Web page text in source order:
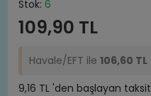
Stok: 6
109,90 TL
Havale/EFT ile 106,60 TL
9,16 TL 'den başlayan